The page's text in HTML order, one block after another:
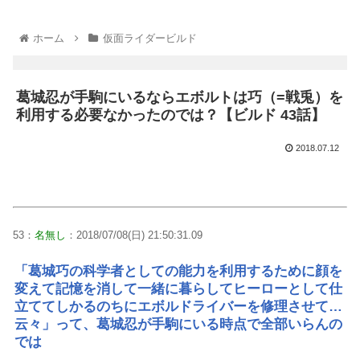
ホーム 仮面ライダービルド
葛城忍が手駒にいるならエボルトは巧（=戦兎）を
利用する必要なかったのでは？【ビルド 43話】
2018.07.12
53： 名無し ：2018/07/08(日) 21:50:31.09
「葛城巧の科学者としての能力を利用するために顔を
変えて記憶を消して一緒に暮らしてヒーローとして仕
立ててしかるのちにエボルドライバーを修理させて…
云々」って、葛城忍が手駒にいる時点で全部いらんの
では